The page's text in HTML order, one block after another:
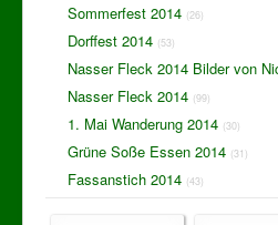
Sommerfest 2014 (26)
Dorffest 2014 (53)
Nasser Fleck 2014 Bilder von
Nasser Fleck 2014 (99)
1. Mai Wanderung 2014 (30)
Grüne Soße Essen 2014 (31)
Fassanstich 2014 (43)